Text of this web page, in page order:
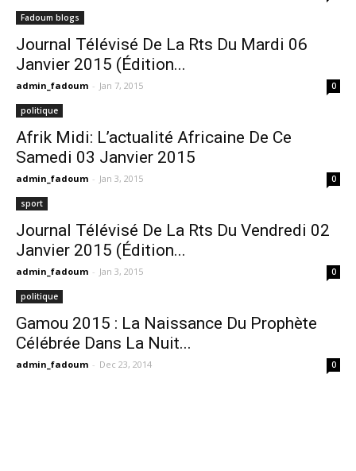
Fadoum blogs
Journal Télévisé De La Rts Du Mardi 06
Janvier 2015 (Édition...
admin_fadoum - Jan 7, 2015 0
politique
Afrik Midi: L’actualité Africaine De Ce
Samedi 03 Janvier 2015
admin_fadoum - Jan 3, 2015 0
sport
Journal Télévisé De La Rts Du Vendredi 02
Janvier 2015 (Édition...
admin_fadoum - Jan 3, 2015 0
politique
Gamou 2015 : La Naissance Du Prophète
Célébrée Dans La Nuit...
admin_fadoum - Dec 23, 2014 0